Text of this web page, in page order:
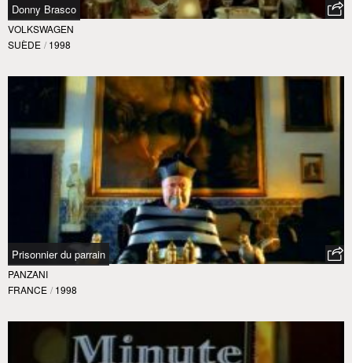
Donny Brasco
VOLKSWAGEN
SUÈDE / 1998
Prisonnier du parrain
PANZANI
FRANCE / 1998